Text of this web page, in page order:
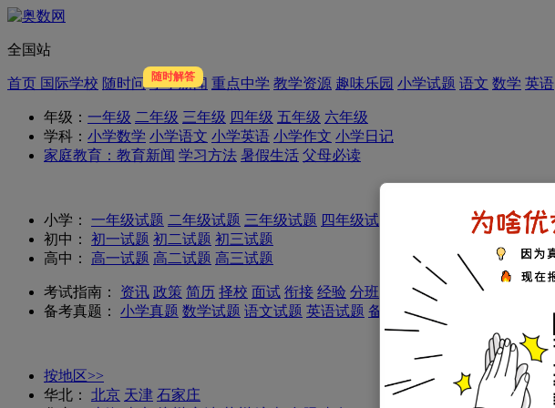
全国站
首页 国际学校 随时问 随时解答
小学新闻 重点中学 教学资源 趣味乐园 小学试题 语文 数学 英语
年级： 一年级 二年级 三年级 四年级 五年级 六年级
学科： 小学数学 小学语文 小学英语 小学作文 小学日记
家庭教育： 教育新闻 学习方法 暑假生活 父母必读
小学： 一年级试题 二年级试题 三年级试题 四年级试题
六年级试题
初中：
初一试题 初二试题 初三试题
高中：
高一试题 高二试题 高三试题
考试指南： 资讯 政策 简历 择校 面试 衔接 经验 分班考试
名词解释
备考真题：
小学真题 数学试题 语文试题 英语试题 备考知识点
按地区>>
华北：
北京 天津 石家庄